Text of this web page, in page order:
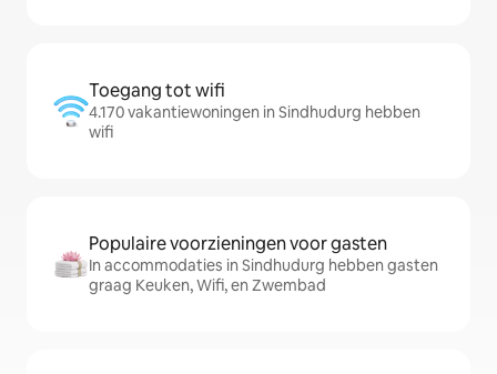
Toegang tot wifi
4.170 vakantiewoningen in Sindhudurg hebben
wifi
Populaire voorzieningen voor gasten
In accommodaties in Sindhudurg hebben gasten
graag Keuken, Wifi, en Zwembad